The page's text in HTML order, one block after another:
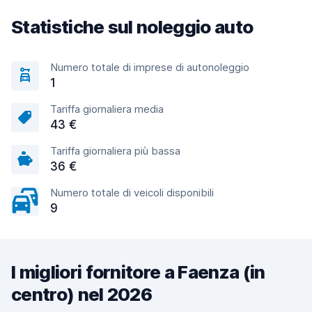
Statistiche sul noleggio auto
Numero totale di imprese di autonoleggio
1
Tariffa giornaliera media
43 €
Tariffa giornaliera più bassa
36 €
Numero totale di veicoli disponibili
9
I migliori fornitore a Faenza (in
centro) nel 2026